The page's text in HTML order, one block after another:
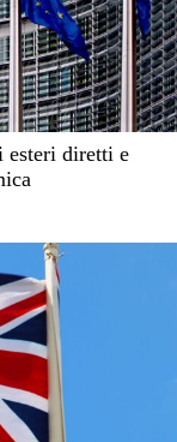
esteri diretti e